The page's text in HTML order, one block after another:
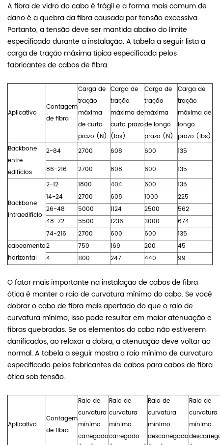
A fibra de vidro do cabo é frágil e a forma mais comum de
dano é a quebra da fibra causada por tensão excessiva.
Portanto, a tensão deve ser mantida abaixo do limite
especificado durante a instalação. A tabela a seguir lista a
carga de tração máxima típica especificada pelos
fabricantes de cabos de fibra.
Aplicativo
Contagem
de fibra
Carga de
tração
máxima
de curto
prazo (N)
Carga de
tração
máxima de
curto prazo
(lbs)
Carga de
tração
máxima
de longo
prazo (N)
Carga de
tração
máxima de
longo
prazo (lbs)
Backbone
entre
edifícios
2-84 2700 608 600
135
86-216
2700 608 600 135
Backbone
intraedifício
2-12 1800 404 600
135
14-24
2700 608 1000
225
26-48
5000 1124 2500
562
48-72
5500 1236 3000
674
74-216
2700 600 600
135
cabeamento
horizontal
2 750 169 200
45
4
1100 247 440 99
O fator mais importante na instalação de cabos de fibra
ótica é manter o raio de curvatura mínimo do cabo. Se você
dobrar o cabo de fibra mais apertado do que o raio de
curvatura mínimo, isso pode resultar em maior atenuação e
fibras quebradas. Se os elementos do cabo não estiverem
danificados, ao relaxar a dobra, a atenuação deve voltar ao
normal. A tabela a seguir mostra o raio mínimo de curvatura
especificado pelos fabricantes de cabos para cabos de fibra
ótica sob tensão.
Aplicativo
Contagem
de fibra
Raio de
curvatura
mínimo
carregado
Raio de
curvatura
mínimo
carregado
Raio de
curvatura
mínimo
descarregado
Raio de
curvatura
mínimo